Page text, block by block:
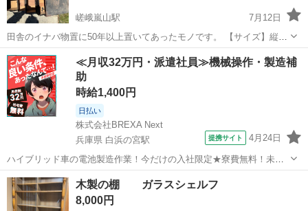
嵯峨嵐山駅
7月12日
田舎のイナバ物置に50年以上置いてあったモノです。 【サイズ】縦：
48.5cm、横：44.5cm、奥行き：30.5cm （大体です） 【傷などの状
態】とにかく古い、金物は錆びている。 【アピールポイント】インテ
リアに使えます...
京都 京都市 嵯峨嵐山駅 収納家具
≪月収32万円・派遣社員≫機械操作・製造補
助
時給1,400円
日払い
株式会社BREXA Next
兵庫県 白浜の宮駅
提携サイト 4月24日
ハイブリッド車の電池製造作業！今だけの入社限定★寮費無料！未経
験活躍中★20～50代の男性活躍中！安定企業で長期で働きたい方オス
スメ！年間休日130日！正社員登用制度あり！マイカー通勤OK！ワン
ルーム寮完備！《兵庫県姫路市》...
兵庫 姫路市 白浜の宮駅 その他
木製の棚 ガラスシェルフ
8,000円